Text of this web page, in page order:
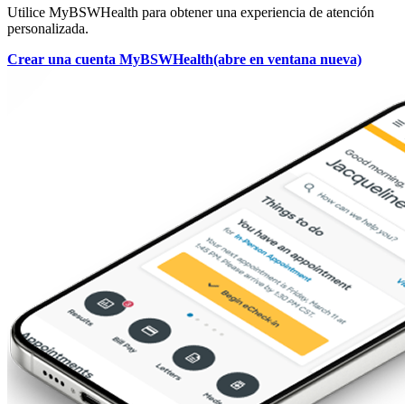
Utilice MyBSWHealth para obtener una experiencia de atención
personalizada.
Crear una cuenta MyBSWHealth(abre en ventana nueva)